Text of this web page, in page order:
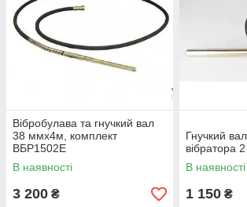
Вібробулава та гнучкий вал
38 ммх4м, комплект
ВБР1502Е
В наявності
3 200 ₴
Гнучкий
вібратора 2
В наявності
1 150 ₴